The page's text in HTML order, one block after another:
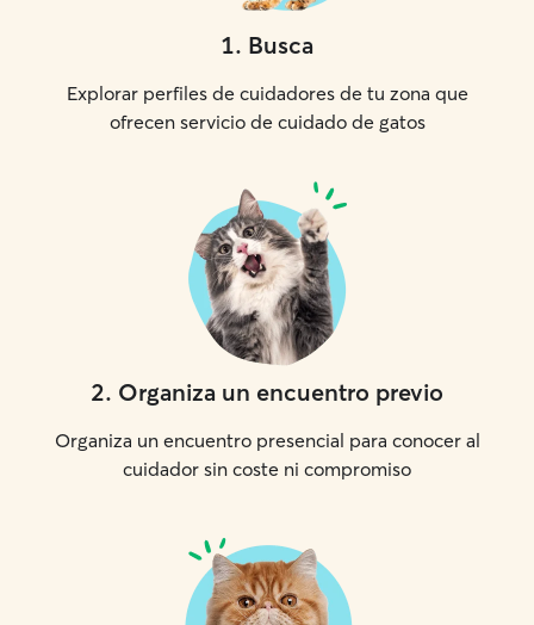
1. Busca
Explorar perfiles de cuidadores de tu zona que
ofrecen servicio de cuidado de gatos
2. Organiza un encuentro previo
Organiza un encuentro presencial para conocer al
cuidador sin coste ni compromiso